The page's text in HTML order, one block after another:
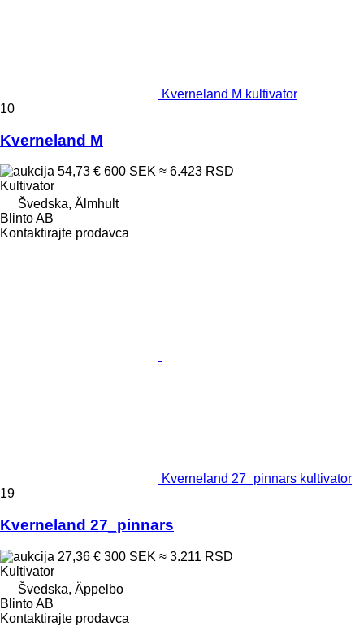
Kverneland M kultivator
10
Kverneland M
54,73 € 600 SEK ≈ 6.423 RSD
Kultivator
Švedska, Älmhult
Blinto AB
Kontaktirajte prodavca
Kverneland 27_pinnars kultivator
19
Kverneland 27_pinnars
27,36 € 300 SEK ≈ 3.211 RSD
Kultivator
Švedska, Äppelbo
Blinto AB
Kontaktirajte prodavca